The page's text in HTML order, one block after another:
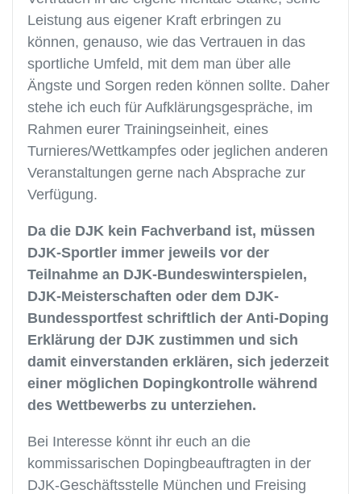
Leistung aus eigener Kraft erbringen zu
können, genauso, wie das Vertrauen in das
sportliche Umfeld, mit dem man über alle
Ängste und Sorgen reden können sollte. Daher
stehe ich euch für Aufklärungsgespräche, im
Rahmen eurer Trainingseinheit, eines
Turnieres/Wettkampfes oder jeglichen anderen
Veranstaltungen gerne nach Absprache zur
Verfügung.
Da die DJK kein Fachverband ist, müssen
DJK-Sportler immer jeweils vor der
Teilnahme an DJK-Bundeswinterspielen,
DJK-Meisterschaften oder dem DJK-
Bundessportfest schriftlich der Anti-Doping
Erklärung der DJK zustimmen und sich
damit einverstanden erklären, sich jederzeit
einer möglichen Dopingkontrolle während
des Wettbewerbs zu unterziehen.
Bei Interesse könnt ihr euch an die
kommissarischen Dopingbeauftragten in der
DJK-Geschäftsstelle München und Freising